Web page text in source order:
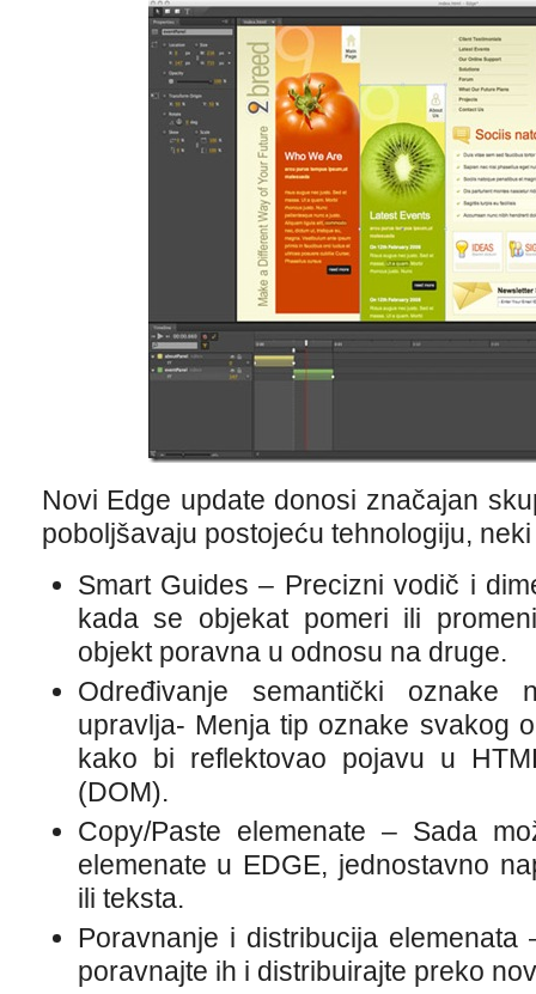
Novi Edge update donosi značajan
poboljšavaju postojeću tehnologiju,
Smart Guides – Precizni vodič i
kada se objekat pomeri ili
objekt poravna u odnosu na druge.
Određivanje semantički oznake
upravlja- Menja tip oznake svakog
kako bi reflektovao pojavu u
(DOM).
Copy/Paste elemenate – Sada
elemenate u EDGE, jednostavno
ili teksta.
Poravnanje i distribucija
poravnajte ih i distribuirajte preko